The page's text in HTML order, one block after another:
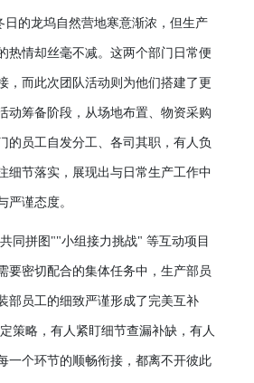
日的龙坞自然营地寒意渐浓，但生产
热情却丝毫不减。这两个部门日常便
，而此次团队活动则为他们搭建了更
动筹备阶段，从场地布置、物资采购
的员工自发分工、各司其职，有人负
细节落实，展现出与日常生产工作中
严谨态度。
同拼图""小组接力挑战" 等互动项目
要密切配合的集体任务中，生产部员
部员工的细致严谨形成了完美互补
策略，有人紧盯细节查漏补缺，有人
一个环节的顺畅衔接，都离不开彼此